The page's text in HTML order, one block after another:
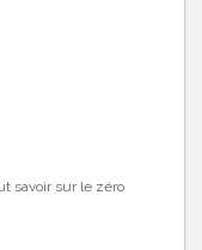
savoir sur le zéro